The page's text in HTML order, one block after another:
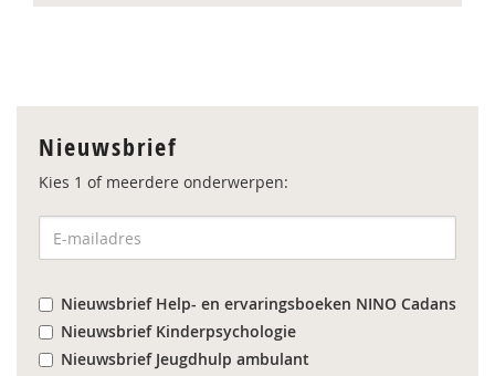
Nieuwsbrief
Kies 1 of meerdere onderwerpen:
Nieuwsbrief Help- en ervaringsboeken NINO Cadans
Nieuwsbrief Kinderpsychologie
Nieuwsbrief Jeugdhulp ambulant